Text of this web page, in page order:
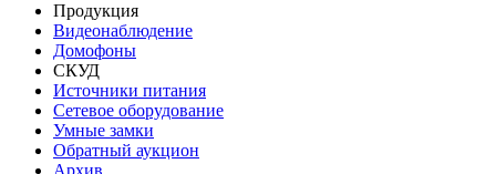
Продукция
Видеонаблюдение
Домофоны
СКУД
Источники питания
Сетевое оборудование
Умные замки
Обратный аукцион